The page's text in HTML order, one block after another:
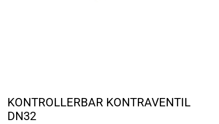
KONTROLLERBAR KONTRAVENTIL
DN32